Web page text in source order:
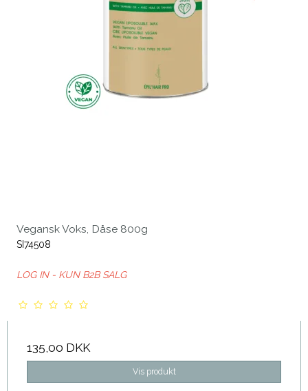
Vegansk Voks, Dåse 800g
SI74508
LOG IN - KUN B2B SALG
135,00 DKK
Vis produkt